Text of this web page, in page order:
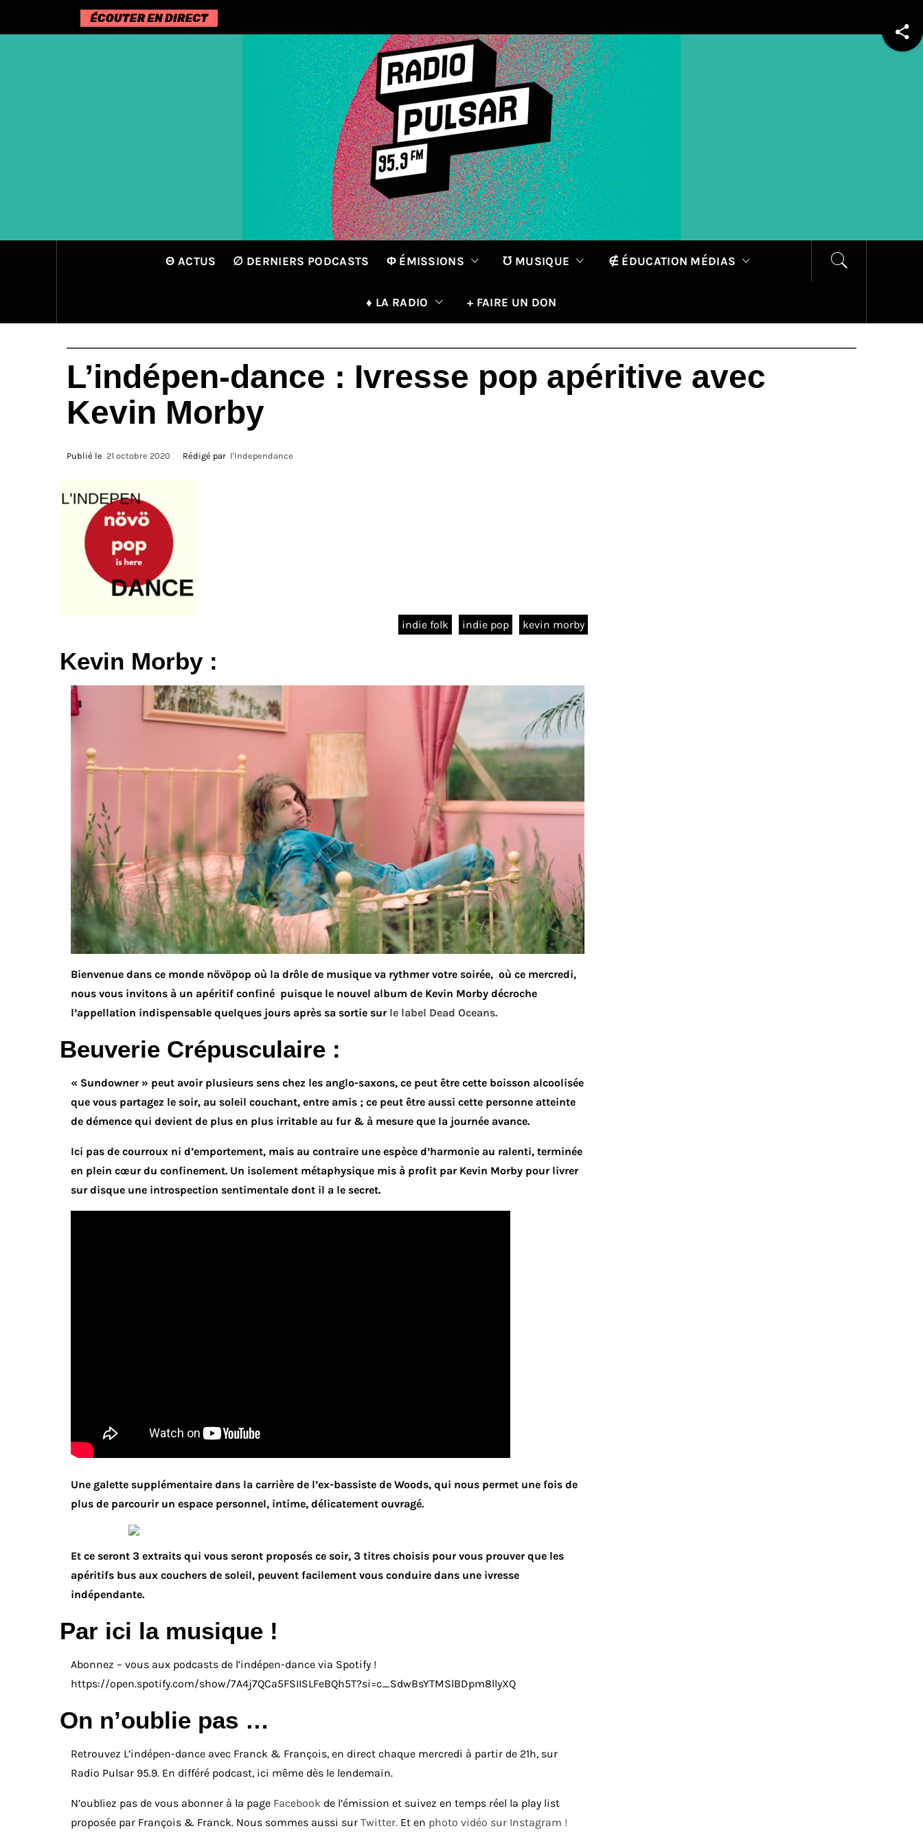
Θ ACTUS ∅ DERNIERS PODCASTS Φ ÉMISSIONS ℧ MUSIQUE ∉ ÉDUCATION MÉDIAS
♦ LA RADIO + FAIRE UN DON
L’indépen-dance : Ivresse pop apéritive avec
Kevin Morby
Publié le 21 octobre 2020 Rédigé par l'Independance
indie folk indie pop kevin morby
Kevin Morby :
Bienvenue dans ce monde növöpop où la drôle de musique va rythmer votre soirée, où ce mercredi,
nous vous invitons à un apéritif confiné puisque le nouvel album de Kevin Morby décroche
l’appellation indispensable quelques jours après sa sortie sur le label Dead Oceans.
Beuverie Crépusculaire :
« Sundowner » peut avoir plusieurs sens chez les anglo-saxons, ce peut être cette boisson alcoolisée
que vous partagez le soir, au soleil couchant, entre amis ; ce peut être aussi cette personne atteinte
de démence qui devient de plus en plus irritable au fur & à mesure que la journée avance.
Ici pas de courroux ni d’emportement, mais au contraire une espèce d’harmonie au ralenti, terminée
en plein cœur du confinement. Un isolement métaphysique mis à profit par Kevin Morby pour livrer
sur disque une introspection sentimentale dont il a le secret.
Une galette supplémentaire dans la carrière de l’ex-bassiste de Woods, qui nous permet une fois de
plus de parcourir un espace personnel, intime, délicatement ouvragé.
Et ce seront 3 extraits qui vous seront proposés ce soir, 3 titres choisis pour vous prouver que les
apéritifs bus aux couchers de soleil, peuvent facilement vous conduire dans une ivresse
indépendante.
Par ici la musique !
Abonnez – vous aux podcasts de l’indépen-dance via Spotify !
https://open.spotify.com/show/7A4j7QCa5FSIISLFeBQh5T?si=c_SdwBsYTMSlBDpm8llyXQ
On n’oublie pas …
Retrouvez L’indépen-dance avec Franck & François, en direct chaque mercredi à partir de 21h, sur
Radio Pulsar 95.9. En différé podcast, ici même dès le lendemain.
N’oubliez pas de vous abonner à la page Facebook de l’émission et suivez en temps réel la play list
proposée par François & Franck. Nous sommes aussi sur Twitter. Et en photo vidéo sur Instagram !